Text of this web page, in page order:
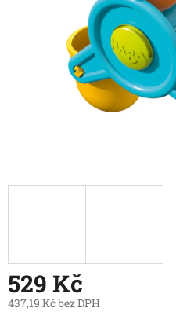
529 Kč
437,19 Kč bez DPH